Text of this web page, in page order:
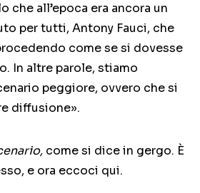
che all’epoca era ancora un
per tutti, Antony Fauci, che
come se si dovesse
In altre parole, stiamo
peggiore, ovvero che si
diffusione».
come si dice in gergo. È
e ora eccoci qui.